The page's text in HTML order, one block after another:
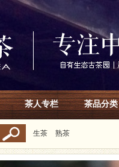
茶人专栏 茶品分类
生茶 熟茶